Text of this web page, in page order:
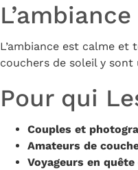
L’ambiance est calme
couchers de soleil y
Pour qui
Couples et
Amateurs de
Voyageurs en